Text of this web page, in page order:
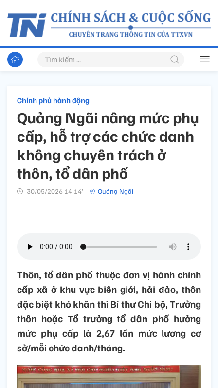
Chính phủ hành động
Quảng Ngãi nâng mức phụ
cấp, hỗ trợ các chức danh
không chuyên trách ở
thôn, tổ dân phố
30/05/2026 14:14’ Quảng Ngãi
Thôn, tổ dân phố thuộc đơn vị hành chính
cấp xã ở khu vực biên giới, hải đảo, thôn
đặc biệt khó khăn thì Bí thư Chi bộ, Trưởng
thôn hoặc Tổ trưởng tổ dân phố hưởng
mức phụ cấp là 2,67 lần mức lương cơ
sở/mỗi chức danh/tháng.